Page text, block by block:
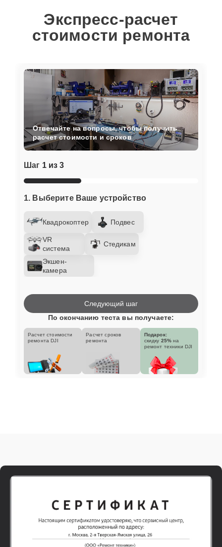
Экспресс-расчет
стоимости ремонта
Шаг 1 из 3
1. Выберите Ваше устройство
Квадрокоптер Подвес
VR
система
Стедикам
Экшен-
камера
Отвечайте на вопросы, чтобы получить
расчет стоимости и сроков
Следующий шаг
По окончанию теста вы получаете:
Расчет стоимости
ремонта DJI
Расчет сроков
ремонта
Подарок:
скидку 25% на
ремонт техники DJI